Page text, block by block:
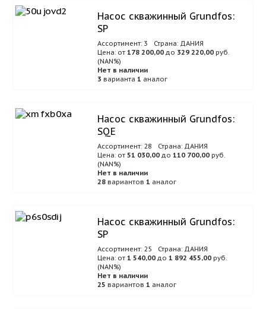
Насос скважинный Grundfos:
SP
Ассортимент: 3
Страна: ДАНИЯ
Цена: от 178 200,00 до 329 220,00 руб.
(NAN%)
Нет в наличии
3 варианта 1 аналог
Насос cкважинный Grundfos:
SQE
Ассортимент: 28
Страна: ДАНИЯ
Цена: от 51 030,00 до 110 700,00 руб.
(NAN%)
Нет в наличии
28 вариантов 1 аналог
Насос скважинный Grundfos:
SP
Ассортимент: 25
Страна: ДАНИЯ
Цена: от 1 540,00 до 1 892 455,00 руб.
(NAN%)
Нет в наличии
25 вариантов 1 аналог